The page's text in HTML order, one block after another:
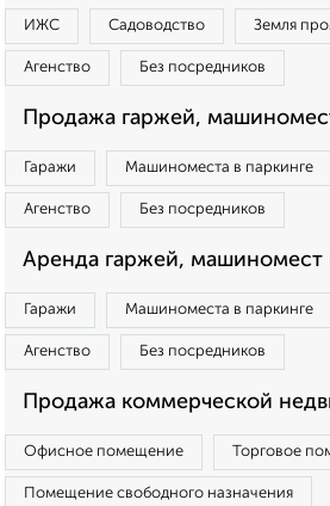
ИЖС Садоводство Земля
Агенство Без посредников
Продажа гаржей,
Гаражи Машиноместа в паркинге
Агенство Без посредников
Аренда гаржей, машиномест
Гаражи Машиноместа в паркинге
Агенство Без посредников
Продажа коммерческой
Офисное помещение Торговое
Помещение свободного назначения